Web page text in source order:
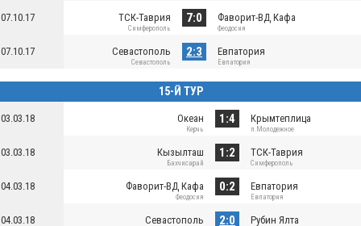
07.10.17 ТСК-Таврия
Симферополь
7:0 Фаворит-ВД Кафа
Феодосия
07.10.17 Севастополь
Севастополь
2:3 Евпатория
Евпатория
15-Й ТУР
03.03.18 Океан
Керчь
1:4 Крымтеплица
п.Молодежное
03.03.18 Кызылташ
Бахчисарай
1:2 ТСК-Таврия
Симферополь
04.03.18 Фаворит-ВД Кафа
Феодосия
0:2 Евпатория
Евпатория
04.03.18 Севастополь 2:0 Рубин Ялта